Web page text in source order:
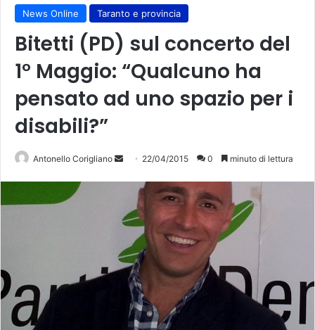
News Online Taranto e provincia
Bitetti (PD) sul concerto del
1° Maggio: “Qualcuno ha
pensato ad uno spazio per i
disabili?”
Antonello Corigliano
a
n
m
22/04/2015 0 minuto di lettura